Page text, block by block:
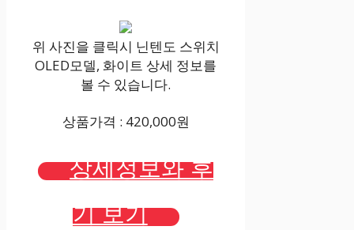
위 사진을 클릭시 닌텐도 스위치
OLED모델, 화이트 상세 정보를
볼 수 있습니다.
상품가격 : 420,000원
상세정보와 후
기 보기